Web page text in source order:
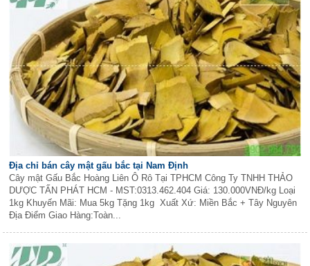
Địa chỉ bán cây mật gấu bắc tại Nam Định
Cây mật Gấu Bắc Hoàng Liên Ô Rô Tại TPHCM Công Ty TNHH THẢO
DƯỢC TẤN PHÁT HCM - MST:0313.462.404 Giá: 130.000VNĐ/kg Loại
1kg Khuyến Mãi: Mua 5kg Tặng 1kg Xuất Xứ: Miền Bắc + Tây Nguyên
Địa Điểm Giao Hàng:Toàn...